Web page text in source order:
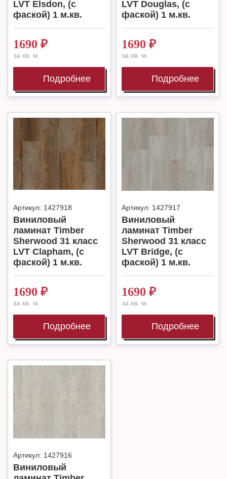
LVT Elsdon, (с
фаской) 1 м.кв.
1690 ₽
за кв. м.
Подробнее
LVT Douglas, (с
фаской) 1 м.кв.
1690 ₽
за кв. м.
Подробнее
Артикул: 1427918
Виниловый
ламинат Timber
Sherwood 31 класс
LVT Clapham, (с
фаской) 1 м.кв.
1690 ₽
за кв. м.
Подробнее
Артикул: 1427917
Виниловый
ламинат Timber
Sherwood 31 класс
LVT Bridge, (с
фаской) 1 м.кв.
1690 ₽
за кв. м.
Подробнее
Артикул: 1427916
Виниловый